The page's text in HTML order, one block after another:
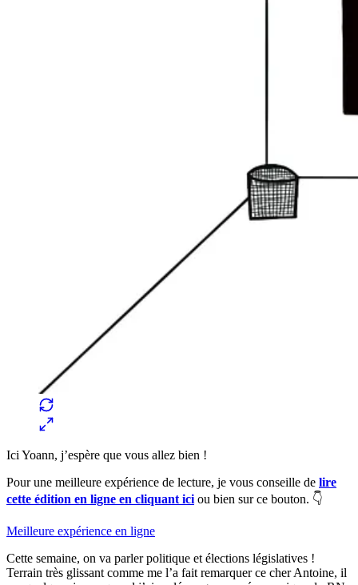
Ici Yoann, j’espère que vous allez bien !
Pour une meilleure expérience de lecture, je vous conseille de lire
cette édition en ligne en cliquant ici ou bien sur ce bouton. 👇
Meilleure expérience en ligne
Cette semaine, on va parler politique et élections législatives !
Terrain très glissant comme me l’a fait remarquer ce cher Antoine, il